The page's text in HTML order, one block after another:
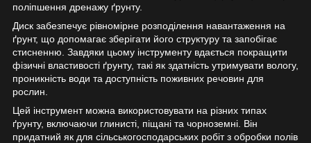
поліпшення дренажу ґрунту.
Диск забезпечує рівномірне розподілення навантаження на
ґрунт, що допомагає зберігати його структуру та запобігає
стисненню. Завдяки цьому інструменту вдається покращити
фізичні властивості ґрунту, такі як здатність утримувати вологу,
проникність води та доступність поживних речовин для
рослин.
Цей інструмент можна використовувати на різних типах
ґрунту, включаючи глинисті, піщані та чорноземні. Він
придатний як для сільськогосподарських робіт з обробки полів